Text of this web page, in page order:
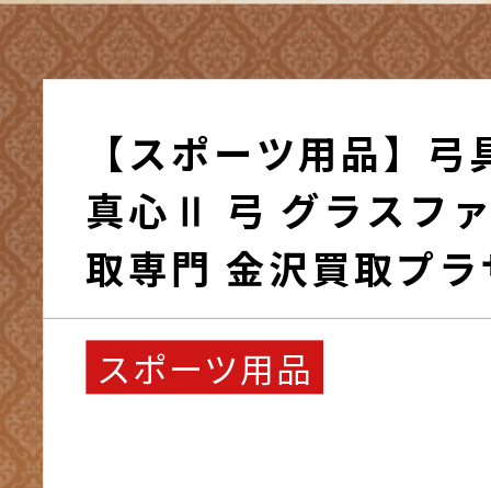
【スポーツ用品】
真心Ⅱ 弓 グラスフ
取専門 金沢買取プ
スポーツ用品